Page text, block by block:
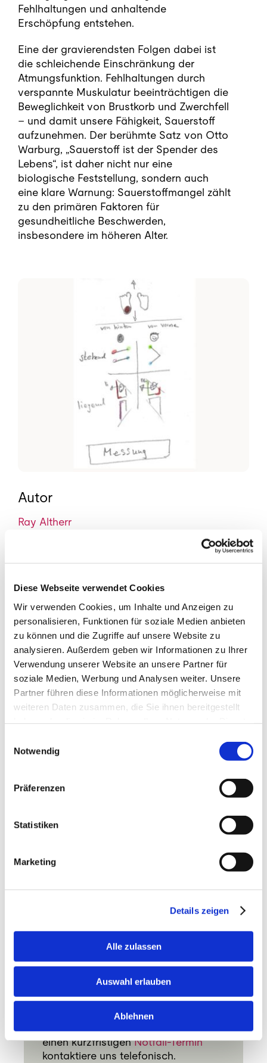
Diese Webseite verwendet Cookies
Wir verwenden Cookies, um Inhalte und Anzeigen zu
personalisieren, Funktionen für soziale Medien anbieten
zu können und die Zugriffe auf unsere Website zu
analysieren. Außerdem geben wir Informationen zu Ihrer
Verwendung unserer Website an unsere Partner für
soziale Medien, Werbung und Analysen weiter. Unsere
Partner führen diese Informationen möglicherweise mit
weiteren Daten zusammen, die Sie ihnen bereitgestellt
Notwendig
Präferenzen
Statistiken
Marketing
Details zeigen
Alle zulassen
Auswahl erlauben
Ablehnen
Fehlhaltungen und anhaltende
Erschöpfung entstehen.
Eine der gravierendsten Folgen dabei ist
die schleichende Einschränkung der
Atmungsfunktion. Fehlhaltungen durch
verspannte Muskulatur beeinträchtigen die
Beweglichkeit von Brustkorb und Zwerchfell
– und damit unsere Fähigkeit, Sauerstoff
aufzunehmen. Der berühmte Satz von Otto
Warburg, „Sauerstoff ist der Spender des
Lebens“, ist daher nicht nur eine
biologische Feststellung, sondern auch
eine klare Warnung: Sauerstoffmangel zählt
zu den primären Faktoren für
gesundheitliche Beschwerden,
insbesondere im höheren Alter.
Autor
Ray Altherr
Allgemein,Wissen
info@seramed.choder per
90 59(Uster) /076 388 90 59
(Dübendorf) einen Termin für eine
erste Konsultation vereinbaren. Für
einen kurzfristigenNotfall-Termin
kontaktiere uns telefonisch.